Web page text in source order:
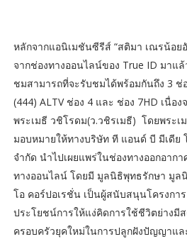
หลักจากแอนิเมชันซีรีส์ “สติมา เณรน้อย
จากช่องทางออนไลน์ของ True ID มาแ
ชมสามารถที่จะรับชมได้พร้อมกันถึง 3 ช่
(444) ALTV ช่อง 4 และ ช่อง 7HD เนื่อ
พระเมธี วชิโรดม(ว.วชิรเมธี) โดยพระเ
มอบหมายให้ทางบริษัท ที แอนด์ บี มีเดีย
จำกัด นำไปเผยแพร่ในช่องทางออกอาก
ทางออนไลน์ โดยมี มูลนิธิพุทธรักษา มู
โอ คอร์ปอเรชั่น เป็นผู้สนับสนุนโครงกา
ประโยชน์การให้แง่คิดการใช้ชีวิตย่างมี
ครอบครัวยุคใหม่ในการปลูกฝังปัญญาแล